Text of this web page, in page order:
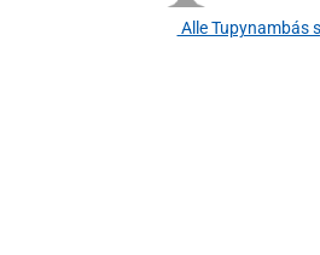
Alle Tupynambás